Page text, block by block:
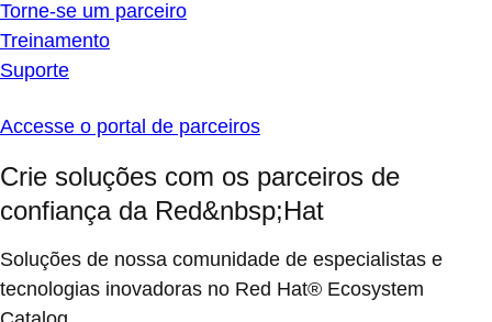
Torne-se um parceiro
Treinamento
Suporte
Accesse o portal de parceiros
Crie soluções com os parceiros de
confiança da Red&nbsp;Hat
Soluções de nossa comunidade de especialistas e
tecnologias inovadoras no Red Hat® Ecosystem